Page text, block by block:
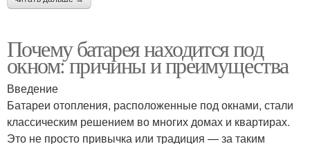
Почему батарея находится под
окном: причины и преимущества
Введение
Батареи отопления, расположенные под окнами, стали
классическим решением во многих домах и квартирах.
Это не просто привычка или традиция — за таким